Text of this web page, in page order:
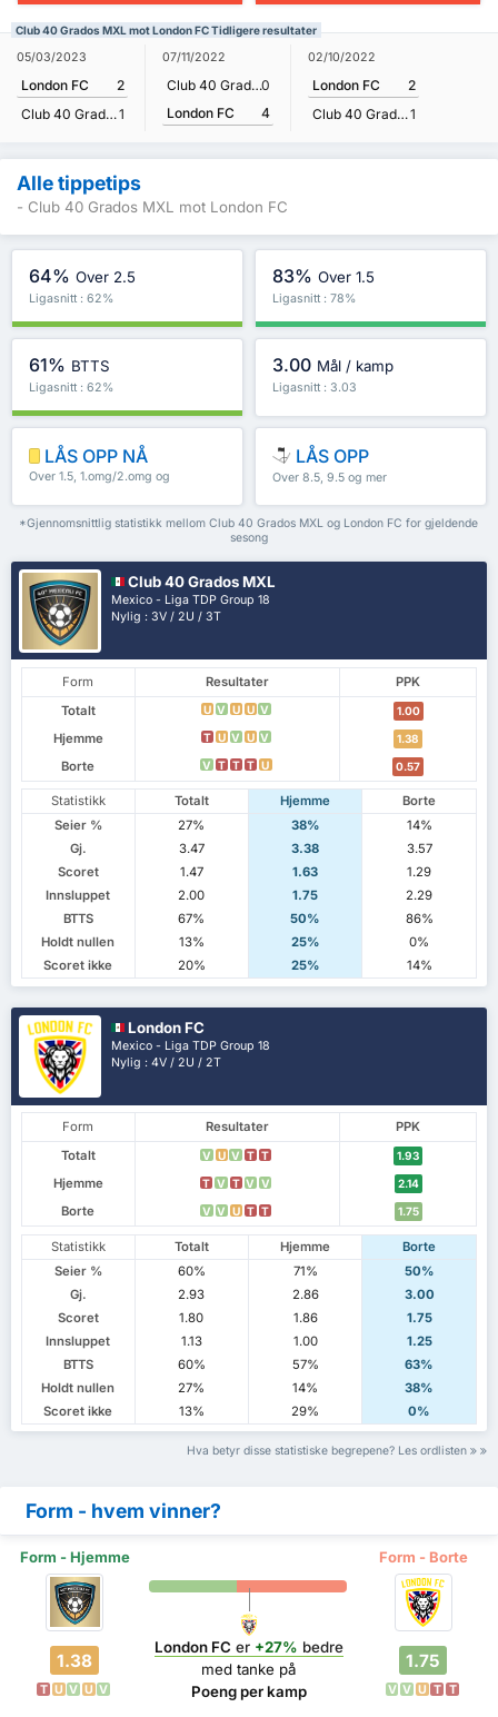
Club 40 Grados MXL mot London FC Tidligere resultater
05/03/2023
London FC
2
Club 40 Grados MXL1
07/11/2022
Club 40 Grados MXL0
London FC
4
02/10/2022
London FC
2
Club 40 Grados MXL1
Alle tippetips
- Club 40 Grados MXL mot London FC
64% Over 2.5
Ligasnitt : 62%
83% Over 1.5
Ligasnitt : 78%
61% BTTS
Ligasnitt : 62%
3.00 Mål / kamp
Ligasnitt : 3.03
LÅS OPP NÅ
Over 1.5, 1.omg/2.omg og
LÅS OPP
Over 8.5, 9.5 og mer
*Gjennomsnittlig statistikk mellom Club 40 Grados MXL og London FC for gjeldende
sesong
Club 40 Grados MXL
Mexico - Liga TDP Group 18
Nylig : 3V / 2U / 3T
Form Resultater
PPK
Totalt
U V U U V 1.00
Hjemme T U V U V 1.38
Borte V T T T U 0.57
Statistikk Totalt Hjemme
Borte
Seier %
27% 38%
14%
Gj.
3.47 3.38
3.57
Scoret
1.47 1.63
1.29
Innsluppet
2.00 1.75
2.29
BTTS
67% 50%
86%
Holdt nullen
13% 25%
0%
Scoret ikke
20% 25% 14%
London FC
Mexico - Liga TDP Group 18
Nylig : 4V / 2U / 2T
Form Resultater
PPK
Totalt
V U V T T 1.93
Hjemme T V T V V 2.14
Borte V V U T T 1.75
Statistikk Totalt Hjemme
Borte
Seier %
60% 71%
50%
Gj.
2.93 2.86
3.00
Scoret
1.80 1.86
1.75
Innsluppet
1.13 1.00
1.25
BTTS
60% 57%
63%
Holdt nullen
27% 14%
38%
Scoret ikke
13% 29% 0%
Hva betyr disse statistiske begrepene? Les ordlisten
Form - hvem vinner?
Form - Hjemme Form - Borte
1.38
T U V U V
London FC er +27% bedre
med tanke på
Poeng per kamp
1.75
V V U T T